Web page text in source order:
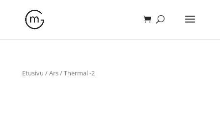
Etusivu /Ars/ Thermal -2